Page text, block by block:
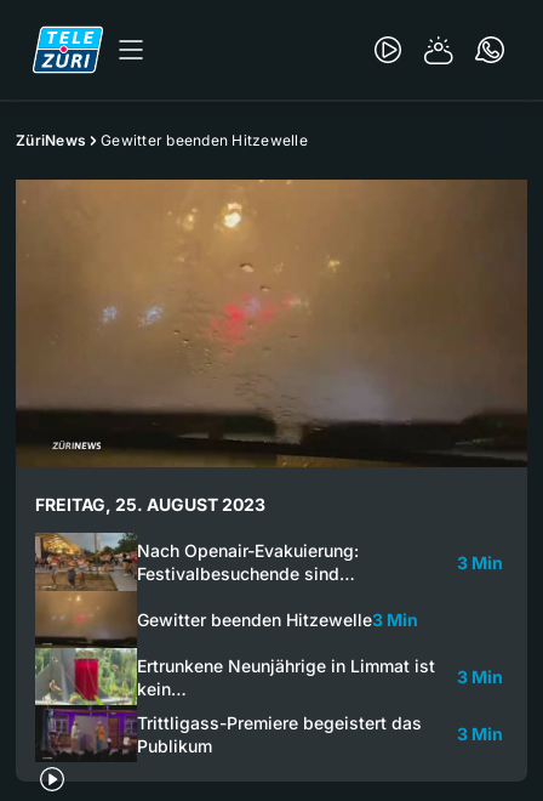
ZüriNews Gewitter beenden Hitzewelle
FREITAG, 25. AUGUST 2023
Nach Openair-Evakuierung:
Festivalbesuchende sind…
3 Min
Gewitter beenden Hitzewelle3 Min
Ertrunkene Neunjährige in Limmat ist
kein…
3 Min
Trittligass-Premiere begeistert das
Publikum
3 Min